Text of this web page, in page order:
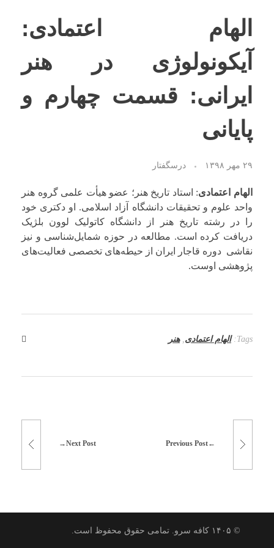
فهرست ویدئوها
الهام اعتمادی:
آیکونولوژی در هنر
ایرانی: قسمت چهارم و
پایانی
۲۹ مهر ۱۳۹۸ درسگفتار
الهام اعتمادی: استاد تاریخ هنر؛ عضو هیأت علمی گروه هنر
واحد علوم و تحقیقات دانشگاه آزاد اسلامی. او دکتری خود
را در رشته تاریخ هنر از دانشگاه کاتولیک لوون بلژیک
دریافت کرده است. مطالعه در حوزه شمایل‌شناسی و نیز
نقاشی دوره قاجار ایران از حیطه‌های تخصصی فعالیت‌های
پژوهشی اوست.
Tags: الهام اعتمادی,هنر
Previous Post
Next Post
© ۱۴۰۵ کافه سرو. تمامی حقوق محفوظ است.